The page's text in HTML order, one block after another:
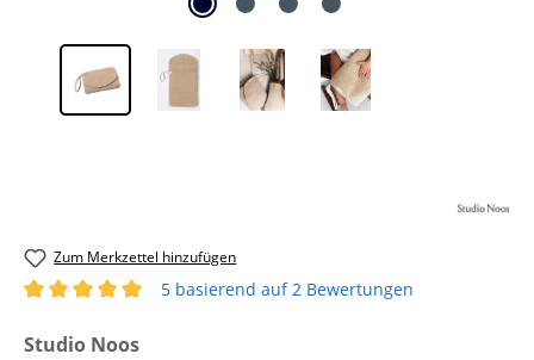
Zum Merkzettel hinzufügen
5 basierend auf 2 Bewertungen
auswählen
Studio Noos